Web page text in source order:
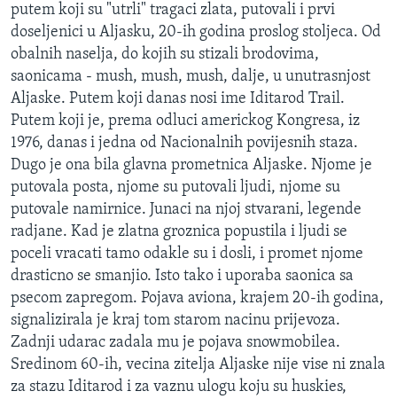
putem koji su "utrli" tragaci zlata, putovali i prvi
doseljenici u Aljasku, 20-ih godina proslog stoljeca. Od
obalnih naselja, do kojih su stizali brodovima,
saonicama - mush, mush, mush, dalje, u unutrasnjost
Aljaske. Putem koji danas nosi ime Iditarod Trail.
Putem koji je, prema odluci americkog Kongresa, iz
1976, danas i jedna od Nacionalnih povijesnih staza.
Dugo je ona bila glavna prometnica Aljaske. Njome je
putovala posta, njome su putovali ljudi, njome su
putovale namirnice. Junaci na njoj stvarani, legende
radjane. Kad je zlatna groznica popustila i ljudi se
poceli vracati tamo odakle su i dosli, i promet njome
drasticno se smanjio. Isto tako i uporaba saonica sa
psecom zapregom. Pojava aviona, krajem 20-ih godina,
signalizirala je kraj tom starom nacinu prijevoza.
Zadnji udarac zadala mu je pojava snowmobilea.
Sredinom 60-ih, vecina zitelja Aljaske nije vise ni znala
za stazu Iditarod i za vaznu ulogu koju su huskies,